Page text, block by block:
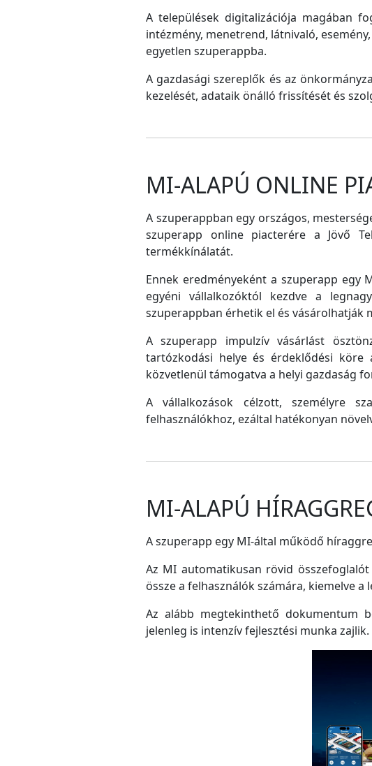
A települések digitalizációja magában
intézmény, menetrend, látnivaló,
egyetlen szuperappba.
A gazdasági szereplők és az
kezelését, adataik önálló frissítését és
MI-ALAPÚ ONLINE
A szuperappban egy országos,
szuperapp online piacterére a Jövő
termékkínálatát.
Ennek eredményeként a szuperapp egy
egyéni vállalkozóktól kezdve a
szuperappban érhetik el és vásárolhatják
A szuperapp impulzív vásárlást
tartózkodási helye és érdeklődési
közvetlenül támogatva a helyi gazdaság
A vállalkozások célzott, személyre
felhasználókhoz, ezáltal hatékonyan
MI-ALAPÚ
A szuperapp egy MI-által működő
Az MI automatikusan rövid
össze a felhasználók számára, kiemelve
Az alább megtekinthető dokumentum
jelenleg is intenzív fejlesztési munka zajlik.